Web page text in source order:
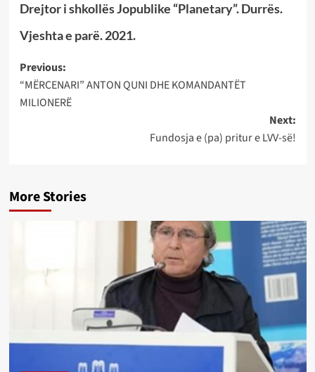
Drejtor i shkollës Jopublike “Planetary”. Durrës.
Vjeshta e parë. 2021.
Post
navigation
Previous:
“MËRCENARI” ANTON QUNI DHE KOMANDANTËT
MILIONERË
Next:
Fundosja e (pa) pritur e LVV-së!
More Stories